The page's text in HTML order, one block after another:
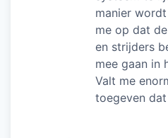
manier
me op dat
en strijders
mee gaan in
Valt me
toegeven